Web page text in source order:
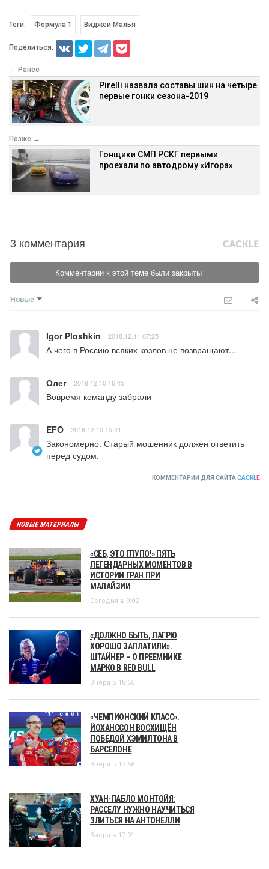
Теги: Формула 1 Виджей Малья
Поделиться:
← Ранее
Pirelli назвала составы шин на четыре
первые гонки сезона-2019
Позже →
Гонщики СМП РСКГ первыми
проехали по автодрому «Игора»
3 комментария
Комментарии к этой теме были закрыты
Новые
Igor Ploshkin 2018.12.11 07:25
А чего в Россию всяких козлов не возвращают...
Олег 2018.12.10 16:45
Вовремя команду забрали
EFO 2018.12.10 15:41
Закономерно. Старый мошенник должен ответить
перед судом.
КОММЕНТАРИИ ДЛЯ САЙТА CACKLE
НОВЫЕ МАТЕРИАЛЫ
«СЕБ, ЭТО ГЛУПО!» ПЯТЬ
ЛЕГЕНДАРНЫХ МОМЕНТОВ В
ИСТОРИИ ГРАН ПРИ
МАЛАЙЗИИ
Сегодня в 9:02
«ДОЛЖНО БЫТЬ, ЛАГРЮ
ХОРОШО ЗАПЛАТИЛИ».
ШТАЙНЕР – О ПРЕЕМНИКЕ
МАРКО В RED BULL
Вчера в 18:55
«ЧЕМПИОНСКИЙ КЛАСС».
ЙОХАНССОН ВОСХИЩЁН
ПОБЕДОЙ ХЭМИЛТОНА В
БАРСЕЛОНЕ
Вчера в 17:58
ХУАН-ПАБЛО МОНТОЙЯ:
РАССЕЛУ НУЖНО НАУЧИТЬСЯ
ЗЛИТЬСЯ НА АНТОНЕЛЛИ
Вчера в 17:01